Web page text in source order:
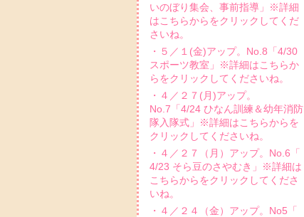
いのぼり集会、事前指導」※詳細
はこちらからをクリックしてくだ
さいね。
・５／１(金)アップ。No.8「4/30
スポーツ教室」※詳細はこちらか
らをクリックしてくださいね。
・４／２７(月)アップ。
No.7「4/24 ひなん訓練＆幼年消防
隊入隊式」※詳細はこちらからを
クリックしてくださいね。
・４／２７（月）アップ。No.6「
4/23 そら豆のさやむき」※詳細は
こちらからをクリックしてくださ
いね。
・４／２４（金）アップ。No5「